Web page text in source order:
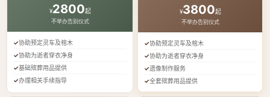
¥2800起
不举办告别仪式
协助预定灵车及棺木
协助为逝者穿衣净身
基础殡葬用品提供
办理相关手续指导
¥3800起
不举办告别仪式
协助预定灵车及棺木
协助为逝者穿衣净身
遗像制作服务
全套殡葬用品提供